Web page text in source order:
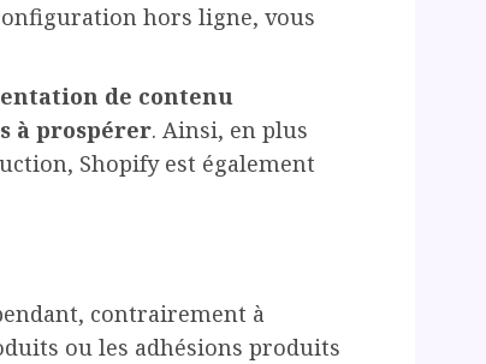
hors ligne, vous
de contenu
à prospérer. Ainsi, en plus
Shopify est également
contrairement à
ou les adhésions produits